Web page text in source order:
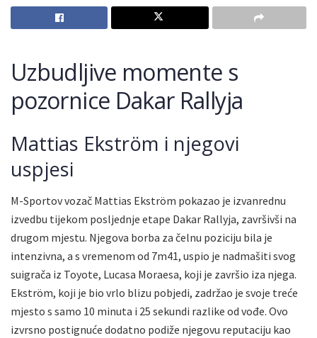
Uzbudljive momente s
pozornice Dakar Rallyja
Mattias Ekström i njegovi
uspjesi
M-Sportov vozač Mattias Ekström pokazao je izvanrednu
izvedbu tijekom posljednje etape Dakar Rallyja, završivši na
drugom mjestu. Njegova borba za čelnu poziciju bila je
intenzivna, a s vremenom od 7m41, uspio je nadmašiti svog
suigrača iz Toyote, Lucasa Moraesa, koji je završio iza njega.
Ekström, koji je bio vrlo blizu pobjedi, zadržao je svoje treće
mjesto s samo 10 minuta i 25 sekundi razlike od vođe. Ovo
izvrsno postignuće dodatno podiže njegovu reputaciju kao